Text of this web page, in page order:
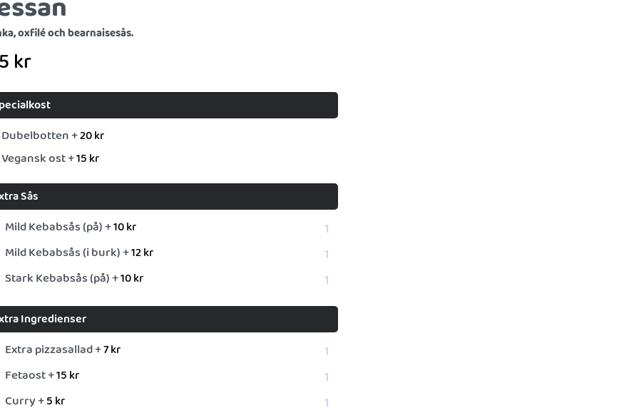
oxfilé och bearnaisesås.
kr
Dubelbotten +20kr
Vegansk ost +15 kr
Sås
Mild Kebabsås (på) +10kr
Mild Kebabsås (i burk) +12kr
Stark Kebabsås (på) +10kr
Ingredienser
Extra pizzasallad +7kr
Fetaost +15 kr
Curry +5 kr